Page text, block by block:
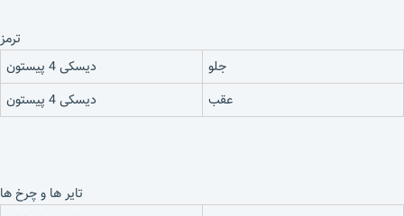
ترمز
جلو
دیسکی 4 پیستون
عقب
دیسکی 4 پیستون
تایر ها و چرخ ها